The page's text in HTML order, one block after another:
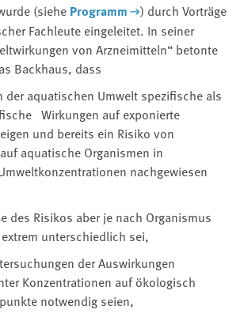
(siehe Programm
) durch Vorträge
Fachleute eingeleitet. In seiner
von Arzneimitteln“ betonte
Backhaus, dass
der aquatischen Umwelt spezifische als
Wirkungen auf exponierte
und bereits ein Risiko von
aquatische Organismen in
nachgewiesen
des Risikos aber je nach Organismus
unterschiedlich sei,
der Auswirkungen
Konzentrationen auf ökologisch
notwendig seien,